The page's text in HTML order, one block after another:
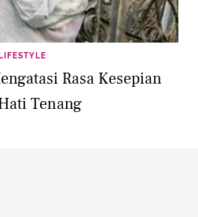
LIFESTYLE
Rasa Kesepian
Tenang